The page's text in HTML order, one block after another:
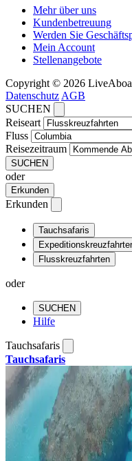
Mehr über uns
Kundenbetreuung
Werden Sie
Mein Account
Stellenangebote
Copyright © 2026
DatenschutzAGB
SUCHEN
Reiseart
Fluss
Reisezeitraum
SUCHEN
oder
Erkunden
Erkunden
Tauchsafaris
Flusskreuzfahrten
oder
SUCHEN
Hilfe
Tauchsafaris
Tauchsafaris